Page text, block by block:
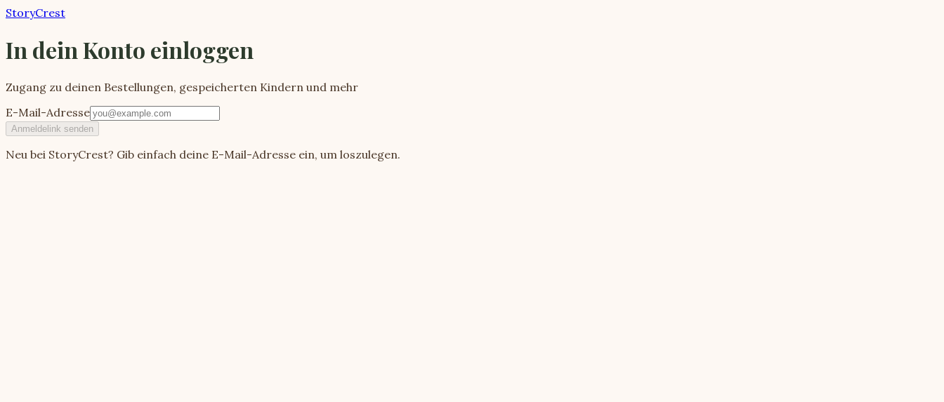
StoryCrest
In dein Konto einloggen
Zugang zu deinen Bestellungen, gespeicherten Kindern und mehr
E-Mail-Adresse
Anmeldelink senden
Neu bei StoryCrest? Gib einfach deine E-Mail-Adresse ein, um loszulegen.